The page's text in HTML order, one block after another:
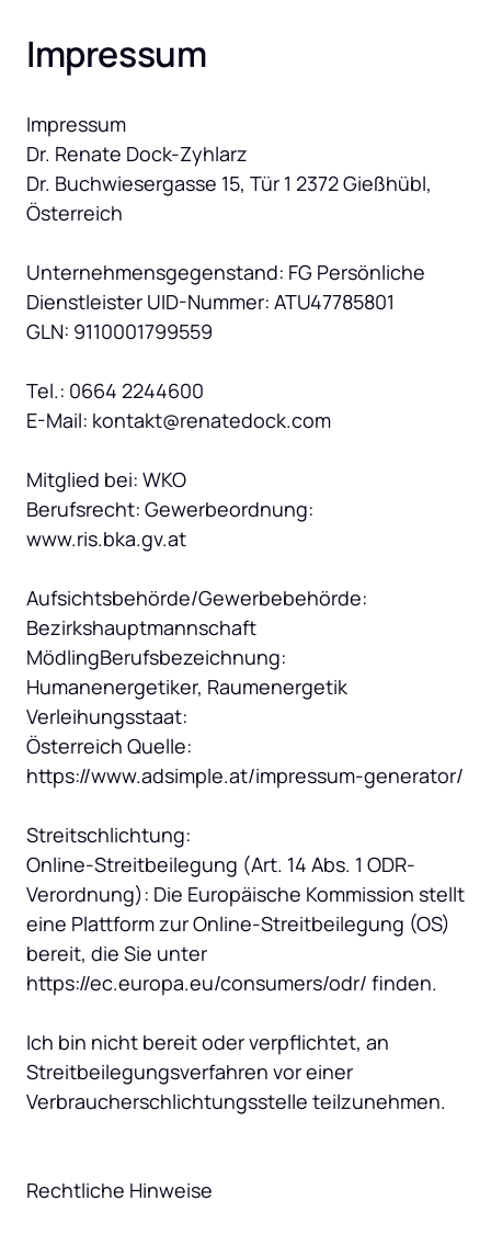
Impressum
Impressum
Dr. Renate Dock-Zyhlarz
Dr. Buchwiesergasse 15, Tür 1 2372 Gießhübl,
Österreich
Unternehmensgegenstand: FG Persönliche
Dienstleister UID-Nummer: ATU47785801
GLN: 9110001799559
Tel.: 0664 2244600
E-Mail: kontakt@renatedock.com
Mitglied bei: WKO
Berufsrecht: Gewerbeordnung:
www.ris.bka.gv.at
Aufsichtsbehörde/Gewerbebehörde:
Bezirkshauptmannschaft
MödlingBerufsbezeichnung:
Humanenergetiker, Raumenergetik
Verleihungsstaat:
Österreich Quelle:
https://www.adsimple.at/impressum-generator/
Streitschlichtung:
Online-Streitbeilegung (Art. 14 Abs. 1 ODR-
Verordnung): Die Europäische Kommission stellt
eine Plattform zur Online-Streitbeilegung (OS)
bereit, die Sie unter
https://ec.europa.eu/consumers/odr/ finden.
Ich bin nicht bereit oder verpflichtet, an
Streitbeilegungsverfahren vor einer
Verbraucherschlichtungsstelle teilzunehmen.
Rechtliche Hinweise